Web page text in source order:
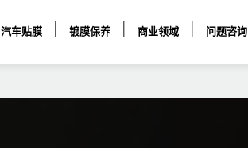
汽车贴膜 镀膜保养 商业领域 问题咨询